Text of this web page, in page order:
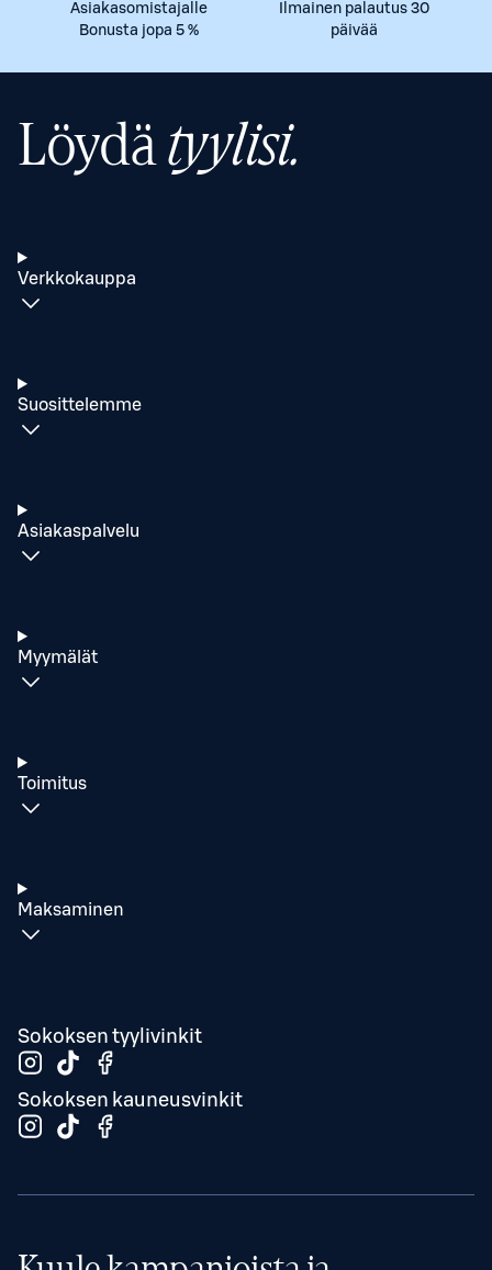
Asiakasomistajalle
Bonusta jopa 5 %
Ilmainen palautus 30
päivää
Löydätyylisi.
Verkkokauppa
Suosittelemme
Asiakaspalvelu
Myymälät
Toimitus
Maksaminen
Sokoksen tyylivinkit
Sokoksen kauneusvinkit